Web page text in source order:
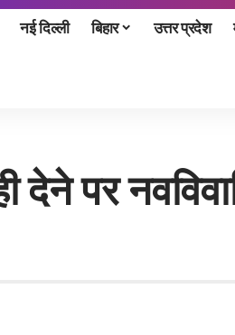
नई दिल्ली बिहार उत्तर प्रदेश
पर